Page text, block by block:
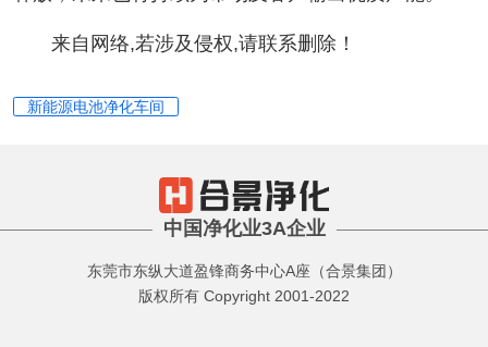
来自网络,若涉及侵权,请联系删除！
新能源电池净化车间
中国净化业3A企业
东莞市东纵大道盈锋商务中心A座（合景集团）
版权所有 Copyright 2001-2022